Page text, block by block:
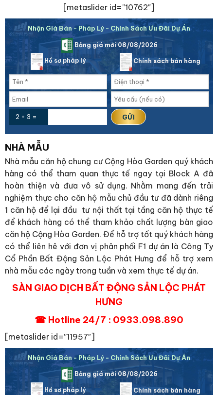
[metaslider id=”10762″]
Nhận Giá Bán - Pháp Lý - Chính Sách Ưu Đãi Dự Án
Bảng giá mới 08/08/2026
Hồ sơ pháp lý Chính sách bán hàng
2 + 3 =
NHÀ MẪU
Nhà mẫu căn hộ chung cư Cộng Hòa Garden quý khách
hàng có thể tham quan thực tế ngay tại Block A đã
hoàn thiện và đưa vô sử dụng. Nhằm mang đến trải
nghiệm thực cho căn hộ mẫu chủ đầu tư đã dành riêng
1 căn hộ để lại đầu tư nội thất tại tầng căn hộ thực tế
để khách hàng có thể tham khảo chất lượng bàn giao
căn hộ Cộng Hòa Garden. Để hỗ trợ tốt quý khách hàng
có thể liên hê với đơn vị phân phối F1 dự án là Công Ty
Cổ Phần Bất Động Sản Lộc Phát Hưng để hỗ trợ xem
nhà mẫu các ngày trong tuần và xem thực tế dự án.
SÀN GIAO DỊCH BẤT ĐỘNG SẢN LỘC PHÁT
HƯNG
☎ Hotline 24/7 : 0933.098.890
[metaslider id=”11957″]
Nhận Giá Bán - Pháp Lý - Chính Sách Ưu Đãi Dự Án
Bảng giá mới 08/08/2026
Hồ sơ pháp lý Chính sách bán hàng